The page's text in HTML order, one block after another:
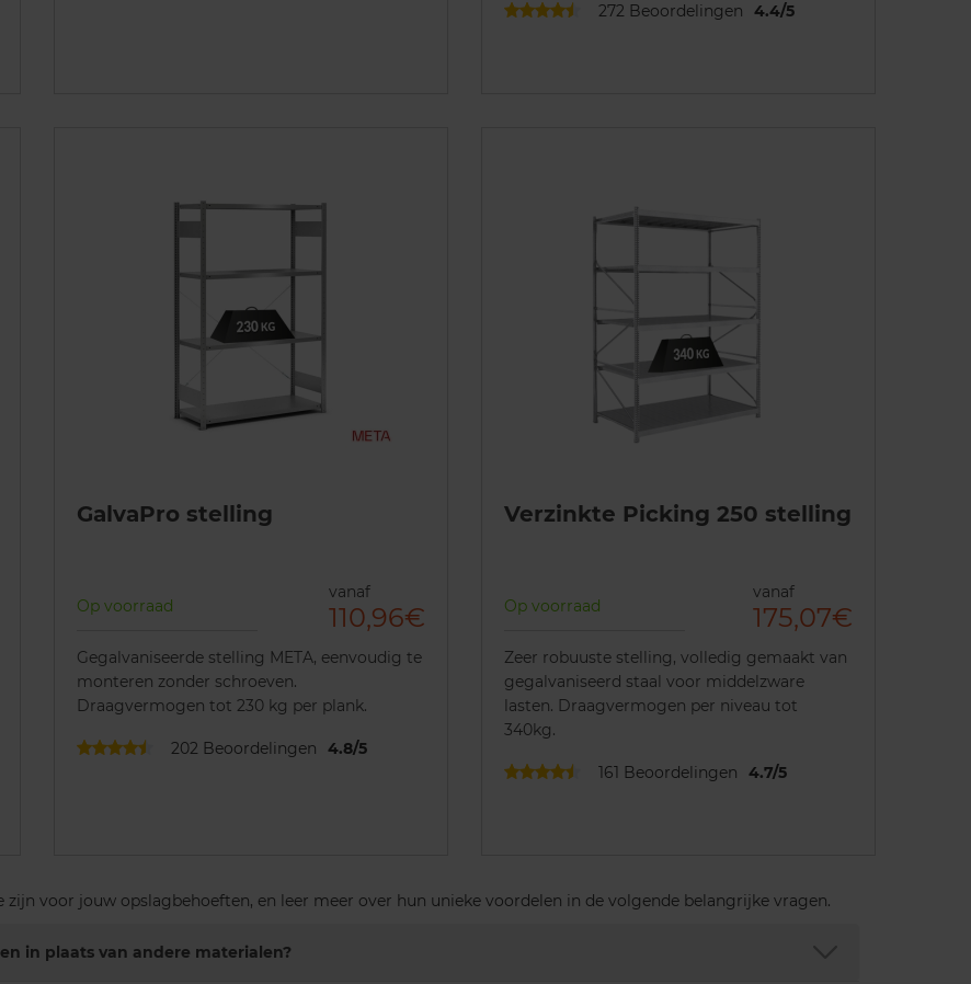
272 Beoordelingen 4.4/5
GalvaPro stelling
Op voorraad
vanaf
110,96€
Gegalvaniseerde stelling META, eenvoudig te
monteren zonder schroeven.
Draagvermogen tot 230 kg per plank.
202 Beoordelingen 4.8/5
Verzinkte Picking 250 stelling
Op voorraad
vanaf
175,07€
Zeer robuuste stelling, volledig gemaakt van
gegalvaniseerd staal voor middelzware
lasten. Draagvermogen per niveau tot
340kg.
161 Beoordelingen 4.7/5
voor jouw opslagbehoeften, en leer meer over hun unieke voordelen in de volgende belangrijke vragen.
in plaats van andere materialen?